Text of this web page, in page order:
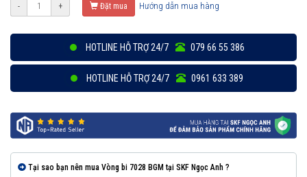
- + Đặt mua Hướng dẫn mua hàng
HOTLINE HỖ TRỢ 24/7 079 66 55 386
HOTLINE HỖ TRỢ 24/7 0961 633 389
Tại sao bạn nên mua Vòng bi 7028 BGM tại SKF Ngọc Anh ?